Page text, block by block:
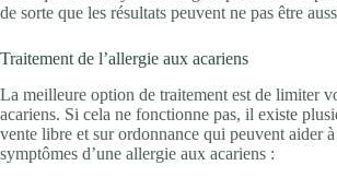
de sorte que les résultats peuvent ne pas être
Traitement de l’allergie aux acariens
La meilleure option de traitement est de limiter
acariens. Si cela ne fonctionne pas, il existe
vente libre et sur ordonnance qui peuvent aider
symptômes d’une allergie aux acariens :